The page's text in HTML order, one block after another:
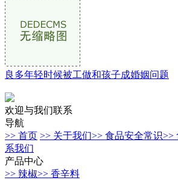
良多年轻时候被工做和孩子成婚姻问题
欢迎与我们联系
导航
>> 首页 >> 关于我们>> 食品安全常识>>
系我们
产品中心
>> 辣椒>> 香辛料